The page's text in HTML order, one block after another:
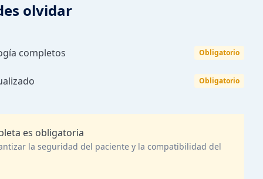
olvidar
completos Obligatorio
Obligatorio
es obligatoria
la seguridad del paciente y la compatibilidad del